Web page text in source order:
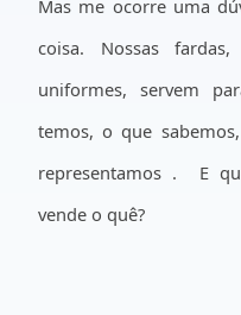
Mas me ocorre uma
coisa. Nossas
uniformes, servem
temos, o que
representamos .
E
vende o quê?